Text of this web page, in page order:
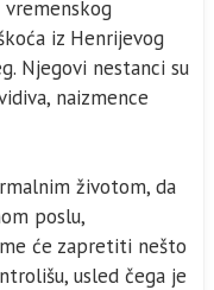
iz Henrijevog
Njegovi nestanci su
naizmence
životom, da
poslu,
će zapretiti nešto
usled čega je